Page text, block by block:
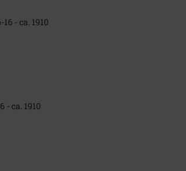
- ca. 1910
- ca. 1910